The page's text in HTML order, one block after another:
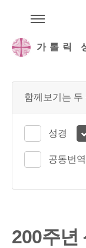
가톨릭
함께보기는 두
성경
공동번
200주년